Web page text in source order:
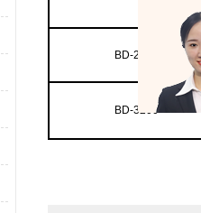
BD-2200
BD-3200